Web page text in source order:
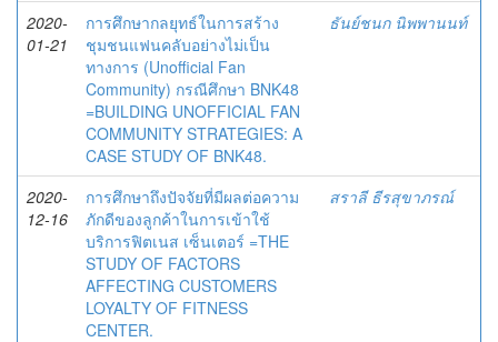
2020-
01-21
การศึกษากลยุทธ์ในการสร้าง
ชุมชนแฟนคลับอย่างไม่เป็น
ทางการ (Unofficial Fan
Community) กรณีศึกษา BNK48
=BUILDING UNOFFICIAL FAN
COMMUNITY STRATEGIES: A
CASE STUDY OF BNK48.
ธันย์ชนก นิพพานนท์
2020-
12-16
การศึกษาถึงปัจจัยที่มีผลต่อความ
ภักดีของลูกค้าในการเข้าใช้
บริการฟิตเนส เซ็นเตอร์ =THE
STUDY OF FACTORS
AFFECTING CUSTOMERS
LOYALTY OF FITNESS
CENTER.
สราลี ธีรสุขาภรณ์